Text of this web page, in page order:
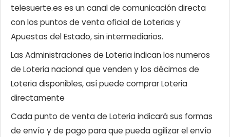
telesuerte.es es un canal de comunicación directa
con los puntos de venta oficial de Loterias y
Apuestas del Estado, sin intermediarios.
Las Administraciones de Loteria indican los numeros
de Loteria nacional que venden y los décimos de
Loteria disponibles, así puede comprar Loteria
directamente
Cada punto de venta de Loteria indicará sus formas
de envío y de pago para que pueda agilizar el envío